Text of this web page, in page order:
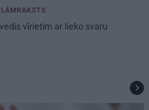
vīrietim ar lieko svaru